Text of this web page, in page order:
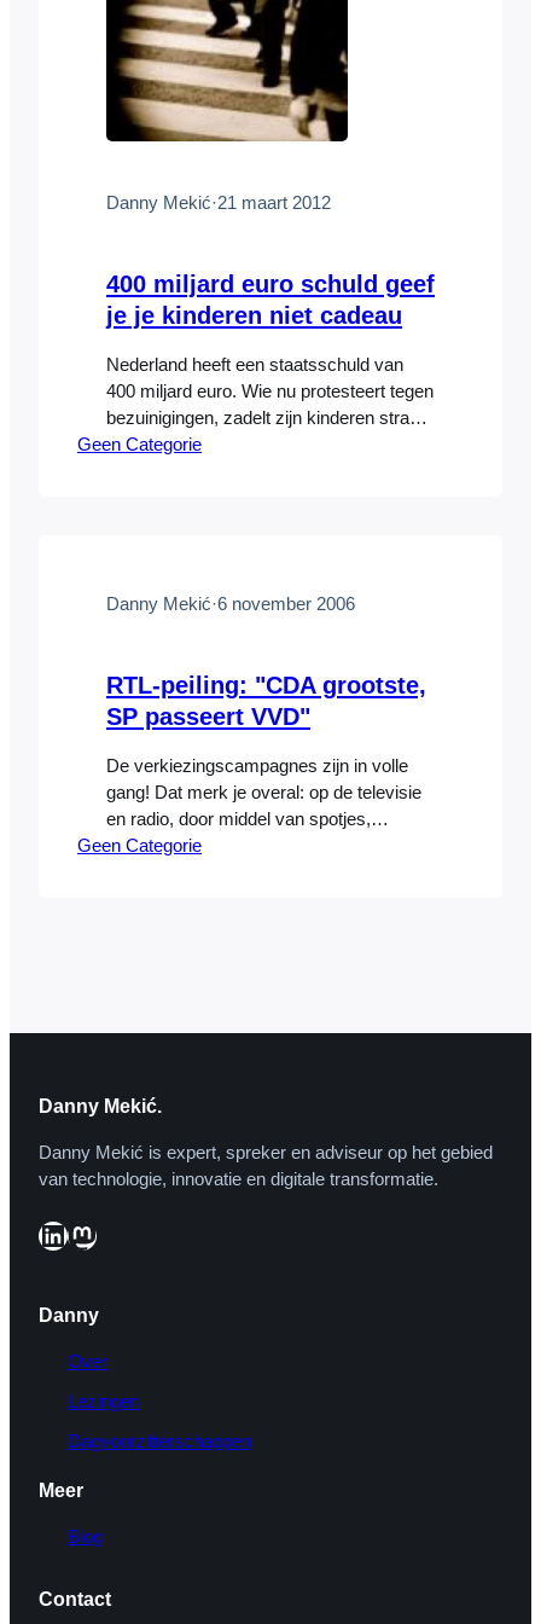
Danny Mekić·21 maart 2012
400 miljard euro schuld geef
je je kinderen niet cadeau
Nederland heeft een staatsschuld van
400 miljard euro. Wie nu protesteert tegen
bezuinigingen, zadelt zijn kinderen straks
op met schulden. Vijftien jaar geleden
…
Geen Categorie
Danny Mekić·6 november 2006
RTL-peiling: "CDA grootste,
SP passeert VVD"
De verkiezingscampagnes zijn in volle
gang! Dat merk je overal: op de televisie
en radio, door middel van spotjes,
interviews en debatten, maar ook op
Geen Categorie
Danny Mekić.
Danny Mekić is expert, spreker en adviseur op het gebied
van technologie, innovatie en digitale transformatie.
LinkedIn Mastodon
Danny
Over
Lezingen
Dagvoorzitterschappen
Meer
Blog
Contact